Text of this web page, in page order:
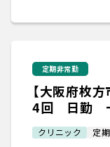
定期非常勤
【大阪府枚
4回 日勤
クリニック 定期